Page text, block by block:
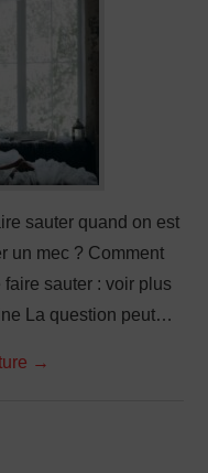
sauter quand on est
un mec ? Comment
sauter : voir plus
La question peut…
→